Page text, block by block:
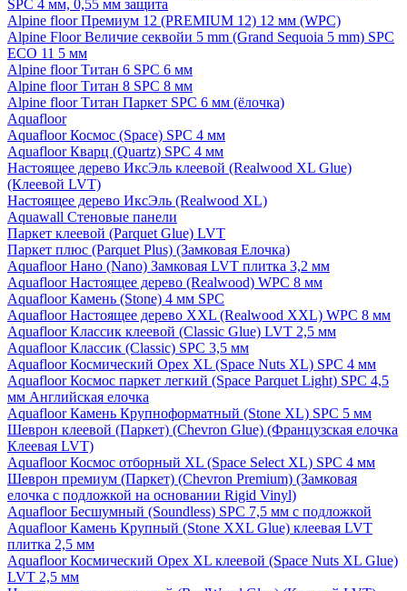
SPC 4 мм, 0,55 мм защита
Alpine floor Премиум 12 (PREMIUM 12) 12 мм (WPC)
Alpine Floor Величие секвойи 5 mm (Grand Sequoia 5 mm) SPC
ECO 11 5 мм
Alpine floor Титан 6 SPC 6 мм
Alpine floor Титан 8 SPC 8 мм
Alpine floor Титан Паркет SPC 6 мм (ёлочка)
Aquafloor
Aquafloor Космос (Space) SPC 4 мм
Aquafloor Кварц (Quartz) SPC 4 мм
Настоящее дерево ИксЭль клеевой (Realwood XL Glue)
(Клеевой LVT)
Настоящее дерево ИксЭль (Realwood XL)
Aquawall Стеновые панели
Паркет клеевой (Parquet Glue) LVT
Паркет плюс (Parquet Plus) (Замковая Елочка)
Aquafloor Нано (Nano) Замковая LVT плитка 3,2 мм
Aquafloor Настоящее дерево (Realwood) WPC 8 мм
Aquafloor Камень (Stone) 4 мм SPC
Aquafloor Настоящее дерево XXL (Realwood XXL) WPC 8 мм
Aquafloor Классик клеевой (Classic Glue) LVT 2,5 мм
Aquafloor Классик (Classic) SPC 3,5 мм
Aquafloor Космический Орех XL (Space Nuts XL) SPC 4 мм
Aquafloor Космос паркет легкий (Space Parquet Light) SPC 4,5
мм Английская елочка
Aquafloor Камень Крупноформатный (Stone XL) SPC 5 мм
Шеврон клеевой (Паркет) (Chevron Glue) (Французская елочка
Клеевая LVT)
Aquafloor Космос отборный XL (Space Select XL) SPC 4 мм
Шеврон премиум (Паркет) (Chevron Premium) (Замковая
елочка с подложкой на основании Rigid Vinyl)
Aquafloor Бесшумный (Soundless) SPC 7,5 мм с подложкой
Aquafloor Камень Крупный (Stone XXL Glue) клеевая LVT
плитка 2,5 мм
Aquafloor Космический Орех XL клеевой (Space Nuts XL Glue)
LVT 2,5 мм